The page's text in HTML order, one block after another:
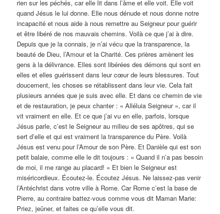
rien sur les péchés, car elle lit dans l’âme et elle voit. Elle voit
quand Jésus le lui donne. Elle nous dénude et nous donne notre
incapacité et nous aide à nous remettre au Seigneur pour guérir
et être libéré de nos mauvais chemins. Voilà ce que j’ai à dire.
Depuis que je la connais, je n’ai vécu que la transparence, la
beauté de Dieu, l’Amour et la Charité. Ces prières amènent les
gens à la délivrance. Elles sont libérées des démons qui sont en
elles et elles guérissent dans leur cœur de leurs blessures. Tout
doucement, les choses se rétablissent dans leur vie. Cela fait
plusieurs années que je suis avec elle. Et dans ce chemin de vie
et de restauration, je peux chanter : « Alléluia Seigneur », car il
vit vraiment en elle. Et ce que j’ai vu en elle, parfois, lorsque
Jésus parle, c’est le Seigneur au milieu de ses apôtres, qui se
sert d’elle et qui est vraiment la transparence du Père. Voilà
Jésus est venu pour l’Amour de son Père. Et Danièle qui est son
petit balaie, comme elle le dit toujours : « Quand il n’a pas besoin
de moi, il me range au placard! » Et bien le Seigneur est
miséricordieux. Écoutez-le. Écoutez Jésus. Ne laissez-pas venir
l’Antéchrist dans votre ville à Rome. Car Rome c’est la base de
Pierre, au contraire battez-vous comme vous dit Maman Marie:
Priez, jeûner, et faites ce qu’elle vous dit.